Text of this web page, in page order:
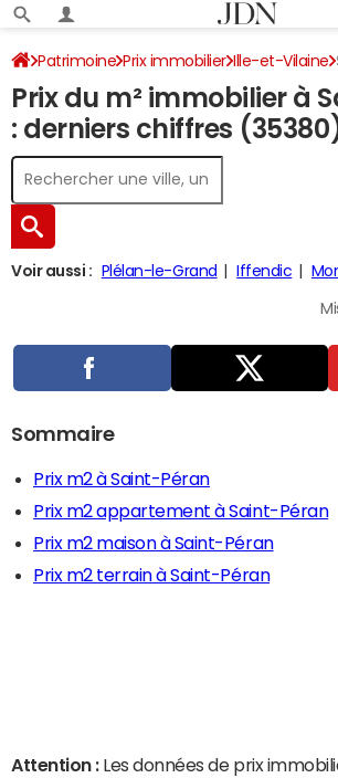
Patrimoine Prix immobilier Ille-et-Vilaine
Prix du m² immobilier à
: derniers chiffres
Voir aussi : Plélan-le-Grand Iffendic
Sommaire
Prix m2 à Saint-Péran
Prix m2 appartement à Saint-Péran
Prix m2 maison à Saint-Péran
Prix m2 terrain à Saint-Péran
Attention : Les données de prix